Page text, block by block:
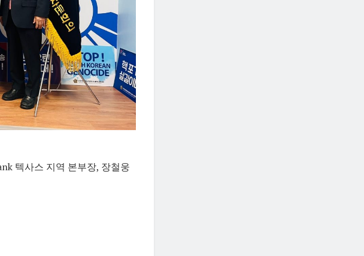
텍사스 지역 본부장, 장철웅